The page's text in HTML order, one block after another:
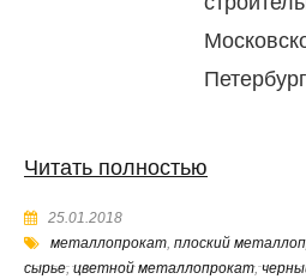
Читать полностью
25.01.2018
металлопрокат, плоский
сырье,цветной металлопрокат,